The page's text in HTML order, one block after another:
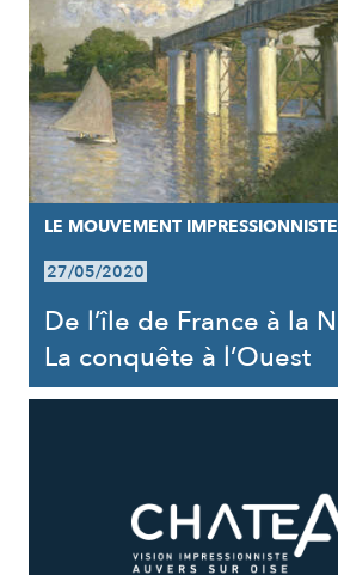
LE MOUVEMENT IMPRESSIONNISTE
27/05/2020
De l’île de France à la
La conquête à l’Ouest